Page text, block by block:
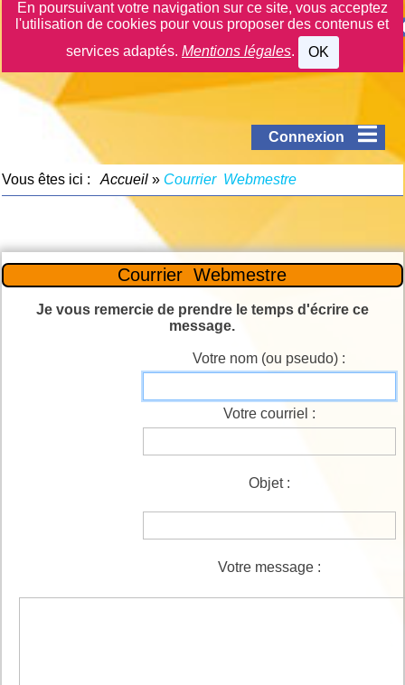
En poursuivant votre navigation sur ce site, vous acceptez
l'utilisation de cookies pour vous proposer des contenus et
services adaptés. Mentions légales. OK
Connexion
Vous êtes ici : Accueil» Courrier Webmestre
Courrier Webmestre
Je vous remercie de prendre le temps d'écrire ce
message.
Votre nom (ou pseudo) :
Votre courriel :
Objet :
Votre message :